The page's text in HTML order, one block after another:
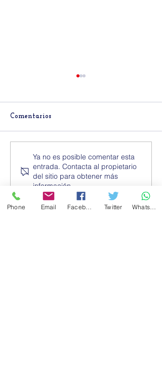
Horarios abiertos de inglés
curso 2025-26 en GutBer
English Coruña
Comentarios
Ya no es posible comentar esta
entrada. Contacta al propietario
del sitio para obtener más
información.
Phone Email Twitter